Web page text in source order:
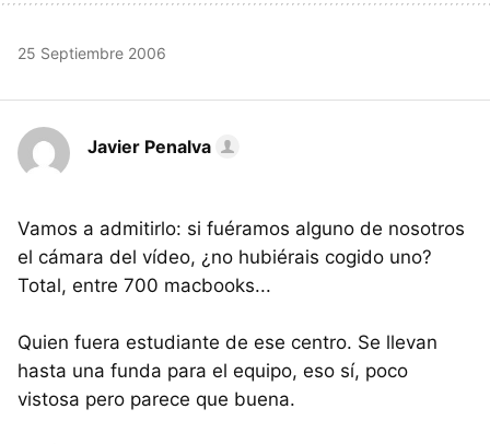
25 Septiembre 2006
Javier Penalva
Vamos a admitirlo: si fuéramos alguno de nosotros
el cámara del vídeo, ¿no hubiérais cogido uno?
Total, entre 700 macbooks...
Quien fuera estudiante de ese centro. Se llevan
hasta una funda para el equipo, eso sí, poco
vistosa pero parece que buena.